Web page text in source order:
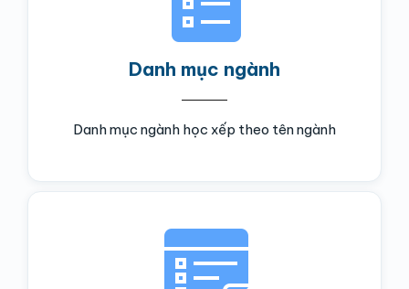
Danh mục ngành
Danh mục ngành học xếp theo tên ngành